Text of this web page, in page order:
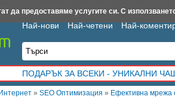
» SEO Оптимизация » Ефективна мрежа
Най-нови Най-четени Най-
ПОДАРЪК ЗА ВСЕКИ - УНИКАЛНИ
da.com Iztochnik.com BauBau.bg NewAge.bg
да предоставяме услугите си. С